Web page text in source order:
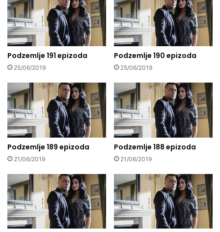
Podzemlje 191 epizoda
25/06/2019
Podzemlje 190 epizoda
25/06/2019
Podzemlje 189 epizoda
21/06/2019
Podzemlje 188 epizoda
21/06/2019